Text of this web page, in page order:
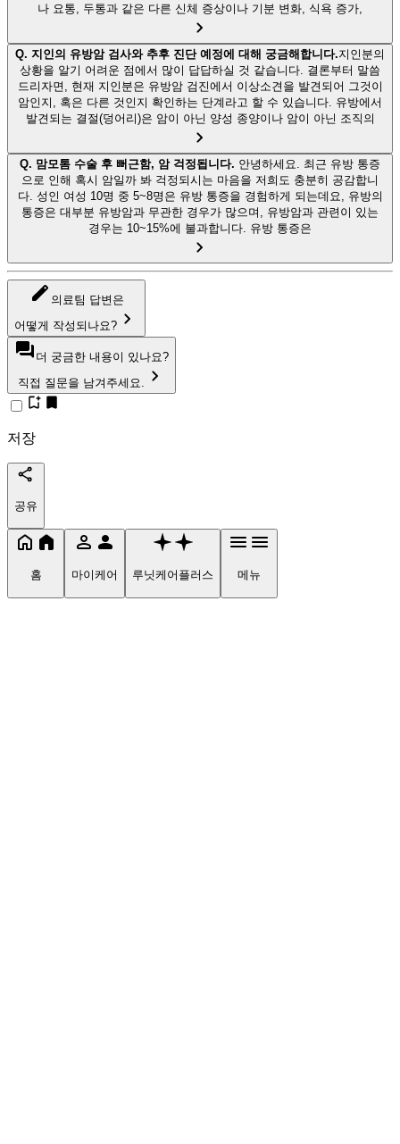
나 요통, 두통과 같은 다른 신체 증상이나 기분 변화, 식욕 증가,
Q. 지인의 유방암 검사와 추후 진단 예정에 대해 궁금해합니다.지인분의
상황을 알기 어려운 점에서 많이 답답하실 것 같습니다. 결론부터 말씀
드리자면, 현재 지인분은 유방암 검진에서 이상소견을 발견되어 그것이
암인지, 혹은 다른 것인지 확인하는 단계라고 할 수 있습니다. 유방에서
발견되는 결절(덩어리)은 암이 아닌 양성 종양이나 암이 아닌 조직의
Q. 맘모톰 수술 후 뻐근함, 암 걱정됩니다. 안녕하세요. 최근 유방 통증
으로 인해 혹시 암일까 봐 걱정되시는 마음을 저희도 충분히 공감합니
다. 성인 여성 10명 중 5~8명은 유방 통증을 경험하게 되는데요, 유방의
통증은 대부분 유방암과 무관한 경우가 많으며, 유방암과 관련이 있는
경우는 10~15%에 불과합니다. 유방 통증은
의료팀 답변은
어떻게 작성되나요?
더 궁금한 내용이 있나요?
직접 질문을 남겨주세요.
저장
공유
홈 마이케어 루닛케어플러스 메뉴